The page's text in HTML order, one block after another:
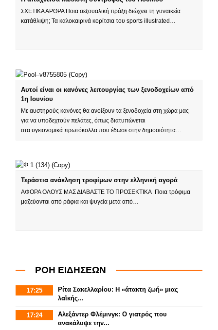
ΣΧΕΤΙΚΑ ΑΡΘΡΑ Ποια σεξουαλική πράξη διώχνει τη γυναικεία
κατάθλιψη; Τα καλοκαιρινά κορίτσια του sports illustrated…
Αυτοί είναι οι κανόνες λειτουργίας των ξενοδοχείων από
1η Ιουνίου
Με αυστηρούς κανόνες θα ανοίξουν τα ξενοδοχεία στη χώρα μας
για να υποδεχτούν πελάτες, όπως διατυπώνεται
στα υγειονομικά πρωτόκολλα που έδωσε στην δημοσιότητα…
Τεράστια ανάκληση τροφίμων στην ελληνική αγορά
ΑΦΟΡΑ ΟΛΟΥΣ ΜΑΣ ΔΙΑΒΑΣΤΕ ΤΟ ΠΡΟΣΕΚΤΙΚΑ Ποια τρόφιμα
μαζεύονται από ράφια και ψυγεία μετά από…
ΡΟΗ ΕΙΔΗΣΕΩΝ
17:25
Ρίτα Σακελλαρίου: Η «άτακτη ζωή» μιας
λαϊκής...
17:24
Αλεξάντερ Φλέμινγκ: Ο γιατρός που
ανακάλυψε την...